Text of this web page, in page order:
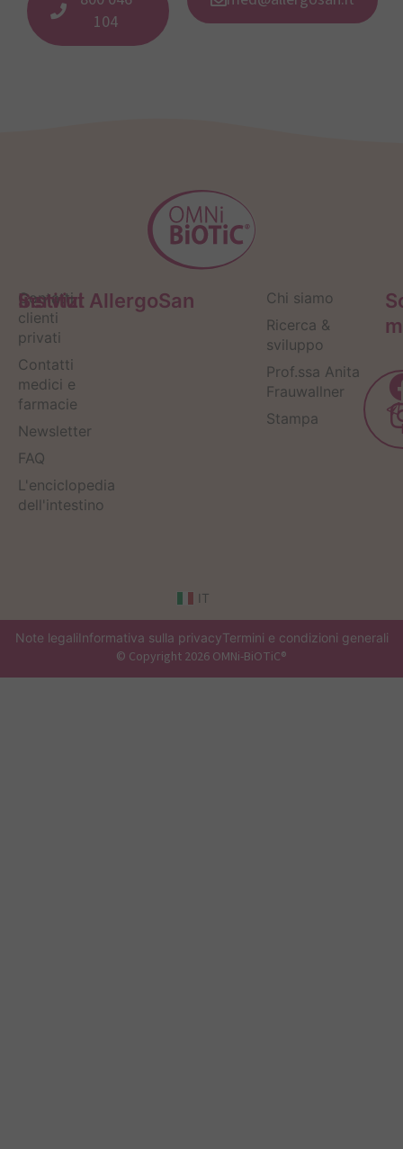
104
Servizi
Contatti
clienti
privati
Contatti
medici e
farmacie
Newsletter
FAQ
L'enciclopedia
dell'intestino
Institut AllergoSan
Chi siamo
Ricerca &
sviluppo
Prof.ssa Anita
Frauwallner
Stampa
IT
Note legaliInformativa sulla privacyTermini e condizioni generali
© Copyright 2026 OMNi-BiOTiC®